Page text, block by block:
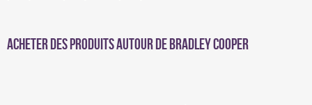
Acheter des produits autour de Bradley Cooper